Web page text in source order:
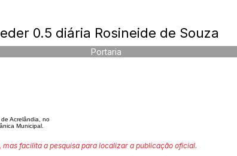
0.5 diária Rosineide de Souza
Portaria
Acrelândia, no
Municipal.
facilita a pesquisa para localizar a publicação oficial.